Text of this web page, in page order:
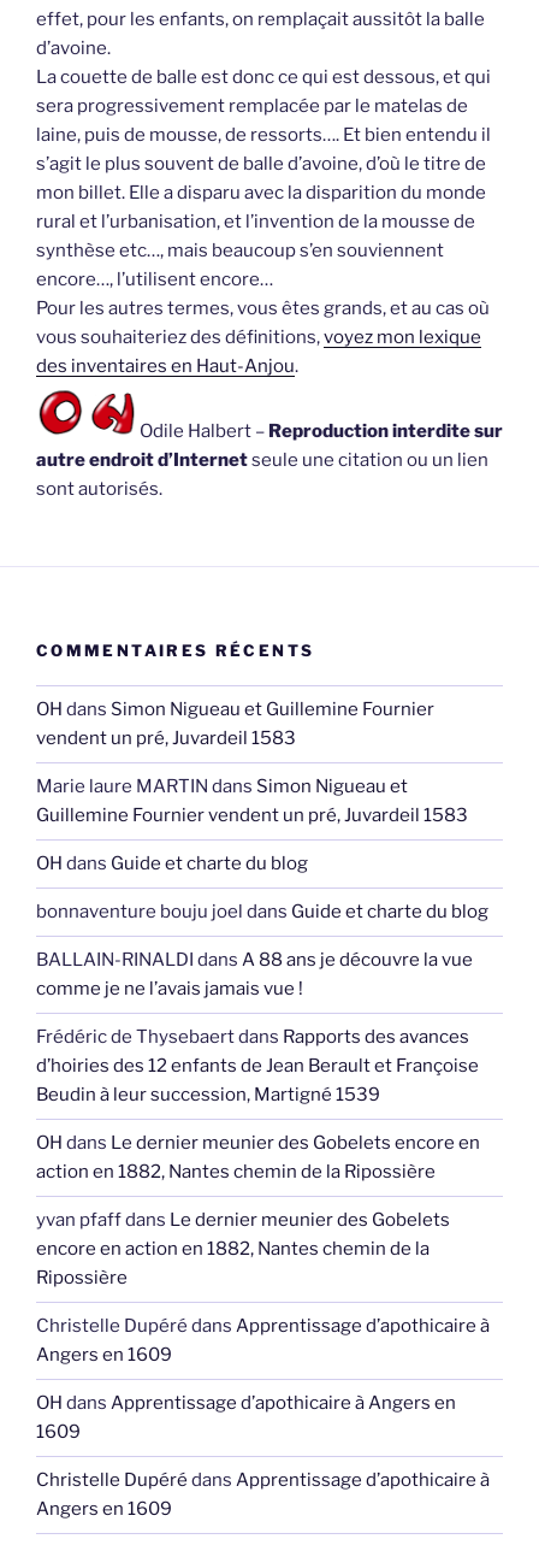
effet, pour les enfants, on remplaçait aussitôt la balle
d’avoine.
La couette de balle est donc ce qui est dessous, et qui
sera progressivement remplacée par le matelas de
laine, puis de mousse, de ressorts…. Et bien entendu il
s’agit le plus souvent de balle d’avoine, d’où le titre de
mon billet. Elle a disparu avec la disparition du monde
rural et l’urbanisation, et l’invention de la mousse de
synthèse etc…, mais beaucoup s’en souviennent
encore…, l’utilisent encore…
Pour les autres termes, vous êtes grands, et au cas où
vous souhaiteriez des définitions,voyez mon lexique
des inventaires en Haut-Anjou.
Odile Halbert – Reproduction interdite sur
autre endroit d’Internetseule une citation ou un lien
sont autorisés.
COMMENTAIRES RÉCENTS
OH dans Simon Nigueau et Guillemine Fournier
vendent un pré, Juvardeil 1583
Marie laure MARTIN dans Simon Nigueau et
Guillemine Fournier vendent un pré, Juvardeil 1583
OH dans Guide et charte du blog
bonnaventure bouju joel dans Guide et charte du blog
BALLAIN-RINALDI dans A 88 ans je découvre la vue
comme je ne l’avais jamais vue !
Frédéric de Thysebaertdans Rapports des avances
d’hoiries des 12 enfants de Jean Berault et Françoise
Beudin à leur succession, Martigné 1539
OH dans Le dernier meunier des Gobelets encore en
action en 1882, Nantes chemin de la Ripossière
yvan pfaffdans Le dernier meunier des Gobelets
encore en action en 1882, Nantes chemin de la
Ripossière
Christelle Dupéré dans Apprentissage d’apothicaire à
Angers en 1609
OH dans Apprentissage d’apothicaire à Angers en
1609
Christelle Dupéré dans Apprentissage d’apothicaire à
Angers en 1609